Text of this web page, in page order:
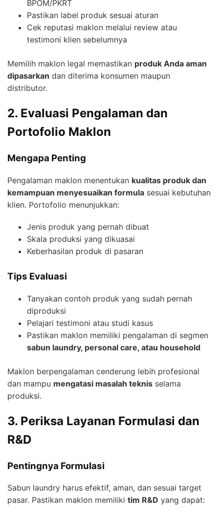
BPOM/PKRT
Pastikan label produk sesuai aturan
Cek reputasi maklon melalui review atau
testimoni klien sebelumnya
Memilih maklon legal memastikan produk Anda aman
dipasarkan dan diterima konsumen maupun
distributor.
2. Evaluasi Pengalaman dan
Portofolio Maklon
Mengapa Penting
Pengalaman maklon menentukan kualitas produk dan
kemampuan menyesuaikan formula sesuai kebutuhan
klien. Portofolio menunjukkan:
Jenis produk yang pernah dibuat
Skala produksi yang dikuasai
Keberhasilan produk di pasaran
Tips Evaluasi
Tanyakan contoh produk yang sudah pernah
diproduksi
Pelajari testimoni atau studi kasus
Pastikan maklon memiliki pengalaman di segmen
sabun laundry, personal care, atau household
Maklon berpengalaman cenderung lebih profesional
dan mampu mengatasi masalah teknis selama
produksi.
3. Periksa Layanan Formulasi dan
R&D
Pentingnya Formulasi
Sabun laundry harus efektif, aman, dan sesuai target
pasar. Pastikan maklon memiliki tim R&D yang dapat: